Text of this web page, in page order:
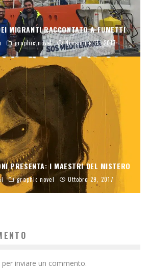
MIGRANTI RACCONTATO A FUMETTI
graphic novel Novembre 11, 2017
PRESENTA: I MAESTRI DEL MISTERO
graphic novel Ottobre 29, 2017
per inviare un commento.